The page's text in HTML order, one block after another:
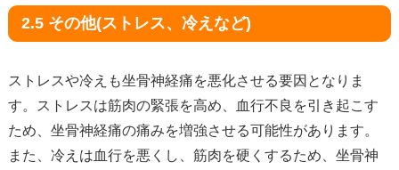
2.5 その他(ストレス、冷えなど)
ストレスや冷えも坐骨神経痛を悪化させる要因となりま
す。ストレスは筋肉の緊張を高め、血行不良を引き起こす
ため、坐骨神経痛の痛みを増強させる可能性があります。
また、冷えは血行を悪くし、筋肉を硬くするため、坐骨神